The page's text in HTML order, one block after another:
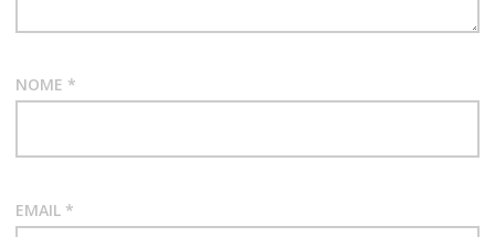
NOME *
EMAIL *